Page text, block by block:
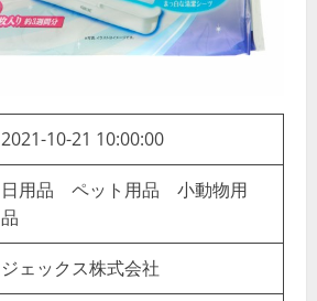
2021-10-21 10:00:00
日用品 ペット用品 小動物用
品
ジェックス株式会社